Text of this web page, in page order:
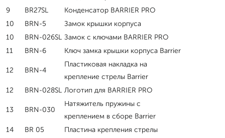
9
BR27SL
Конденсатор BARRIER PRO
10
BRN-5
Замок крышки корпуса
10
BRN-026SL Замок с ключами BARRIER PRO
11
BRN-6 Ключ замка крышки корпуса Barrier
12 BRN-4
Пластиковая накладка на
крепление стрелы Barrier
12
BRN-028SL Логотип для BARRIER PRO
13 BRN-030
Натяжитель пружины c
креплением в сборе Barrier
14
BR 05 Пластина крепления стрелы